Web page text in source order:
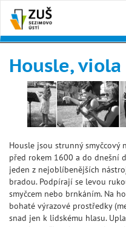
hlavnímu
obsahu
Housle, viola
Housle jsou strunný smyčcový
před rokem 1600 a do dnešní
jeden z nejoblíbenějších
bradou. Podpírají se levou
smyčcem nebo brnkáním. Na
bohaté výrazové prostředky
snad jen k lidskému hlasu.